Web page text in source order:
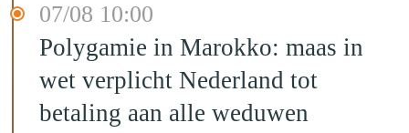
07/08 10:00
Polygamie in Marokko: maas in
wet verplicht Nederland tot
betaling aan alle weduwen